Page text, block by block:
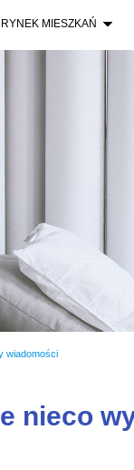
RYNEK MIESZKAŃ
wiadomości
nieco